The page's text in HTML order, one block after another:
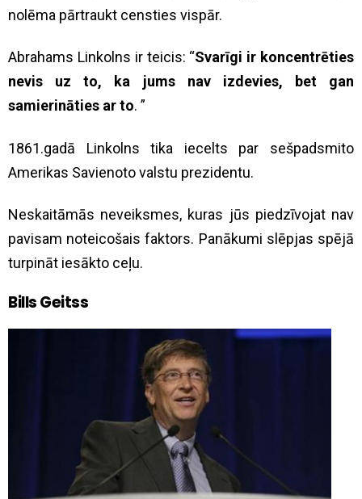
nolēma pārtraukt censties vispār.
Abrahams Linkolns ir teicis: “Svarīgi ir koncentrēties
nevis uz to, ka jums nav izdevies, bet gan
samierināties ar to. ”
1861.gadā Linkolns tika iecelts par sešpadsmito
Amerikas Savienoto valstu prezidentu.
Neskaitāmās neveiksmes, kuras jūs piedzīvojat nav
pavisam noteicošais faktors. Panākumi slēpjas spējā
turpināt iesākto ceļu.
Bills Geitss